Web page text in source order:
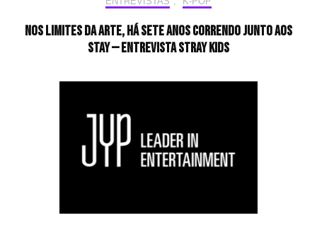
Nos limites da arte, há sete anos correndo junto aos
STAY — Entrevista Stray Kids